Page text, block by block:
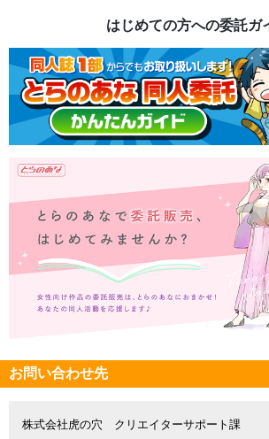
はじめての方への委託ガ
お問い合わせ先
株式会社虎の穴 クリエイターサポート課